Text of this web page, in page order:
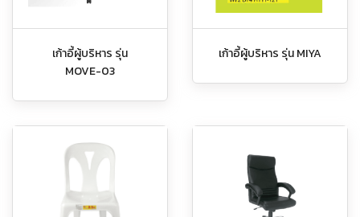
เก้าอี้ผู้บริหาร รุ่น
MOVE-03
เก้าอี้ผู้บริหาร รุ่น MIYA